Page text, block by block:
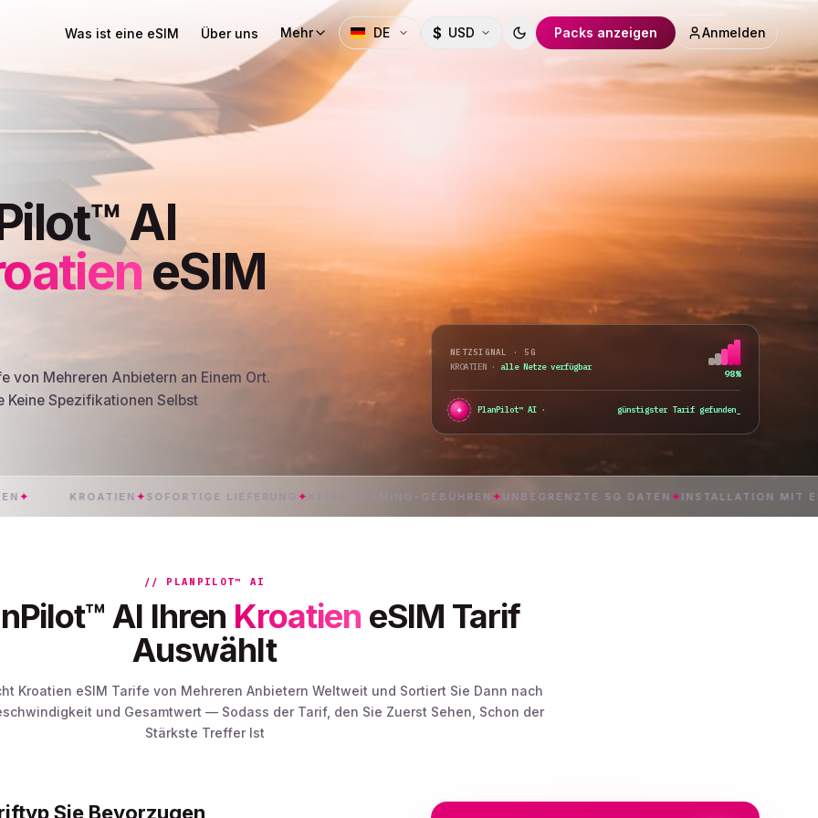
Was ist eine eSIM Über uns Mehr DE $ USD Toggle theme
Packs anzeigen Anmelden
AI
eSIM
von Mehreren Anbietern an Einem Ort.
Keine Spezifikationen Selbst
NETZSIGNAL · 5G
KROATIEN · wechsle Netz...
76%
✦ ● PlanPilot™ AI · günstigster Tarif gefunden
KROATIEN✦SOFORTIGE LIEFERUNG ✦KEINE ROAMING-GEBÜHREN ✦UNBEGRENZTE 5G DATEN✦INSTALLATION MIT EINEM
// PLANPILOT™ AI
AI Ihren Kroatien eSIM Tarif
Auswählt
Kroatien eSIM Tarife von Mehreren Anbietern Weltweit und Sortiert Sie Dann nach
und Gesamtwert — Sodass der Tarif, den Sie Zuerst Sehen, Schon der
Stärkste Treffer Ist
Sie Bevorzugen